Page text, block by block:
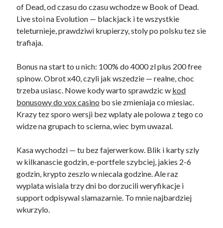
of Dead, od czasu do czasu wchodze w Book of Dead.
Live stoi na Evolution — blackjack i te wszystkie
teleturnieje, prawdziwi krupierzy, stoly po polsku tez sie
trafiaja.
Bonus na start to u nich: 100% do 4000 zl plus 200 free
spinow. Obrot x40, czyli jak wszedzie — realne, choc
trzeba usiasc. Nowe kody warto sprawdzic w kod
bonusowy do vox casino bo sie zmieniaja co miesiac.
Krazy tez sporo wersji bez wplaty ale polowa z tego co
widze na grupach to sciema, wiec bym uwazal.
Kasa wychodzi — tu bez fajerwerkow. Blik i karty szly
w kilkanascie godzin, e-portfele szybciej, jakies 2-6
godzin, krypto zeszlo w niecala godzine. Ale raz
wyplata wisiala trzy dni bo dorzucili weryfikacje i
support odpisywal slamazarnie. To mnie najbardziej
wkurzylo.